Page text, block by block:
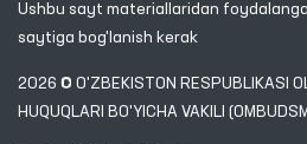
Ushbu sayt materiallaridan
saytiga bog'lanish kerak
2026 © O'ZBEKISTON RESPUBLIKASI
HUQUQLARI BO'YICHA VAKILI